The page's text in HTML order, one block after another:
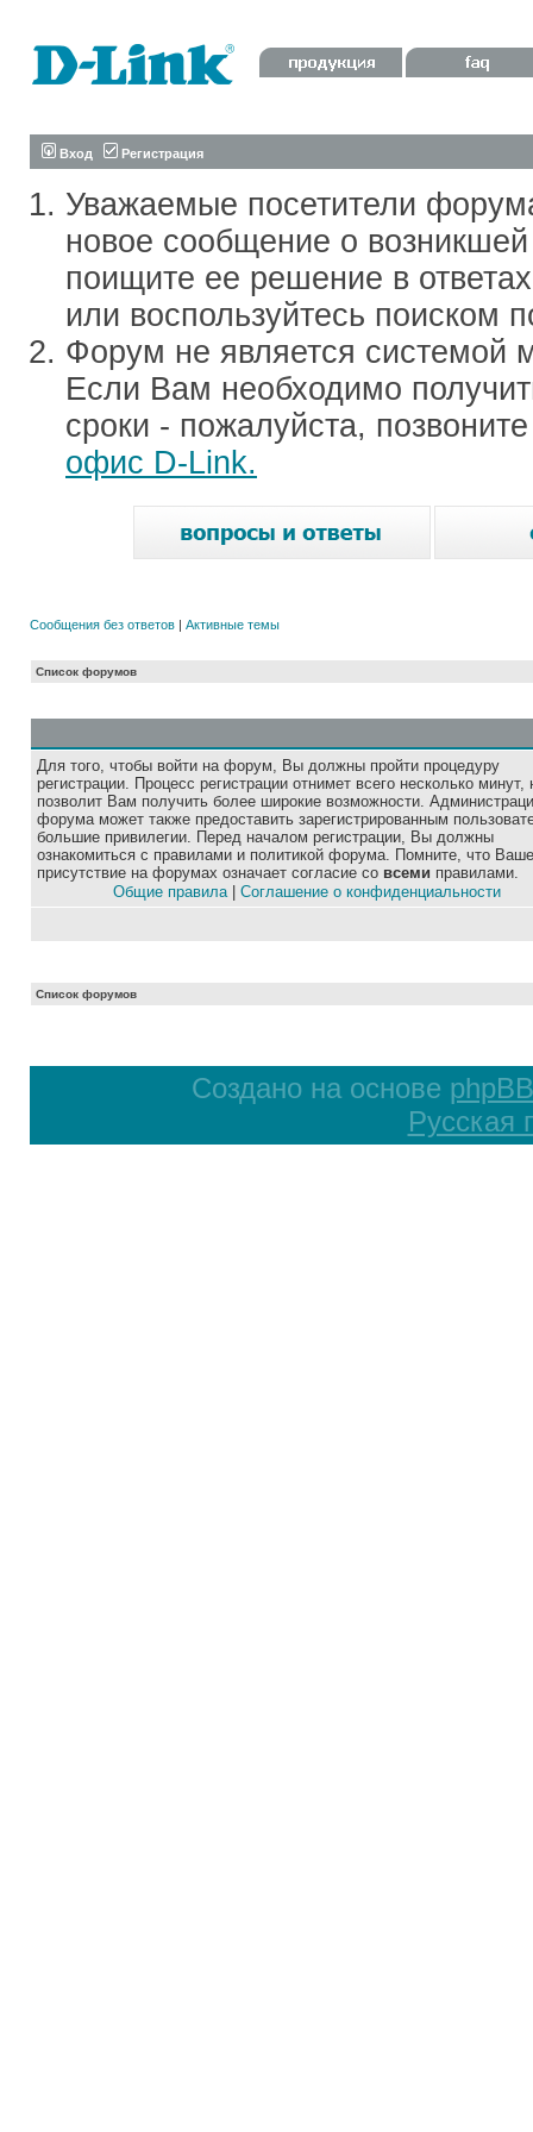
Вход Регистрация
Уважаемые посетители
новое сообщение о
поищите ее решение в
или воспользуйтесь поиском
Форум не является системой
Если Вам необходимо
сроки - пожалуйста,
офис D-Link.
Сообщения без ответов | Активные темы
Список форумов
Для того, чтобы войти на форум, Вы должны пройти процедуру
регистрации. Процесс регистрации отнимет всего несколько минут,
позволит Вам получить более широкие возможности.
форума может также предоставить зарегистрированным
большие привилегии. Перед началом регистрации, Вы должны
ознакомиться с правилами и политикой форума. Помните, что Ваше
присутствие на форумах означает согласие со всеми правилами.
Общие правила| Соглашение о конфиденциальности
Список форумов
Создано на основе phpBB
Русская